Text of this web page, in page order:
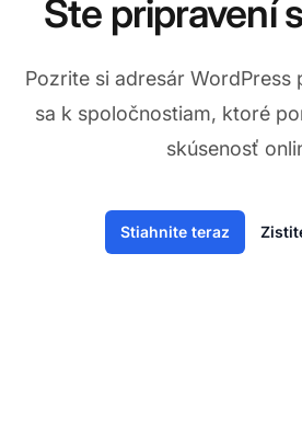
Ste pripravení
Pozrite si adresár WordPress
sa k spoločnostiam, ktoré
skúsenosť
Stiahnite teraz